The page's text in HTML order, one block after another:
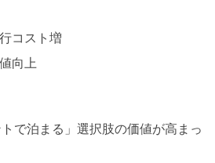
コスト増
向上
で泊まる」選択肢の価値が高まっ